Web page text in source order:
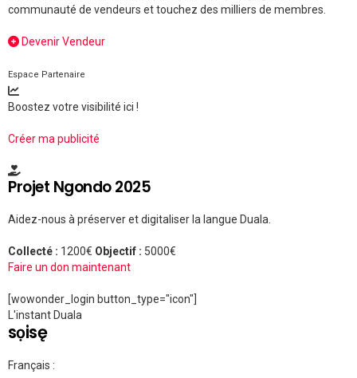
communauté de vendeurs et touchez des milliers de membres.
Devenir Vendeur
Espace Partenaire
Boostez votre visibilité ici !
Créer ma publicité
Projet Ngondo 2025
Aidez-nous à préserver et digitaliser la langue Duala.
Collecté : 1200€ Objectif : 5000€
Faire un don maintenant
[wowonder_login button_type="icon"]
L'instant Duala
sọisę
Français :